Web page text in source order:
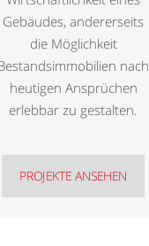
Gebäudes, andererseits
die Möglichkeit
nach
heutigen Ansprüchen
erlebbar zu gestalten.
PROJEKTE ANSEHEN